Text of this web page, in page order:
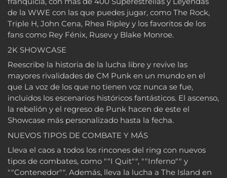
de la WWE con las que puedes jugar, como The Rock,
Triple H, John Cena, Rhea Ripley y los favoritos de los
fans como Rey Fénix, Rusev y Blake Monroe.
2K SHOWCASE
Reescribe la historia de la lucha libre y revive las
mayores rivalidades de CM Punk en un mundo en el
que La voz de los que no tienen voz nunca se fue,
incluidos los escenarios históricos fantásticos. El ascenso,
la rebelión y el regreso de Punk hacen de este el
Showcase más personalizado hasta la fecha.
NUEVOS TIPOS DE COMBATE Y MÁS
Lleva el caos a todos los rincones del ring con nuevos
tipos de combates, como ""I Quit"", ""Inferno"" y
""Contenedor"". Además, lleva la lucha a The Island en